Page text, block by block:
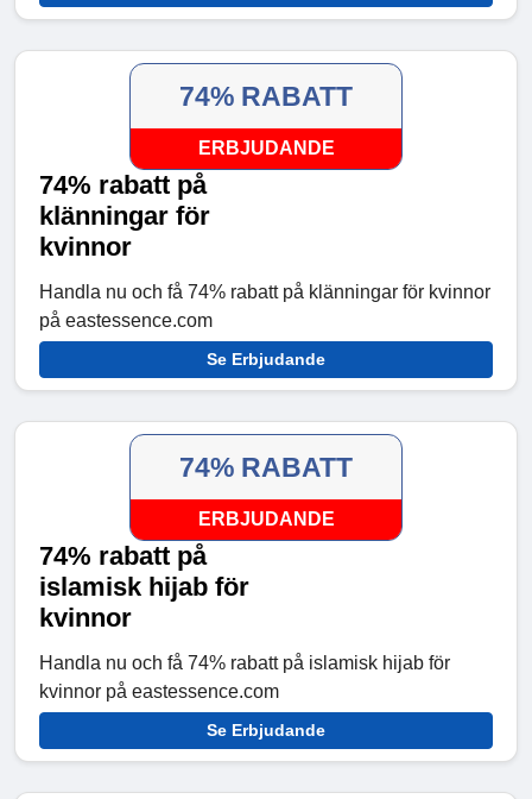
74% RABATT
ERBJUDANDE
74% rabatt på
klänningar för
kvinnor
Handla nu och få 74% rabatt på klänningar för kvinnor
på eastessence.com
Se Erbjudande
74% RABATT
ERBJUDANDE
74% rabatt på
islamisk hijab för
kvinnor
Handla nu och få 74% rabatt på islamisk hijab för
kvinnor på eastessence.com
Se Erbjudande